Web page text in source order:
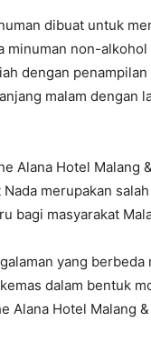
dibuat untuk
non-
dengan
malam dengan
Alana Hotel Malang
merupakan
bagi masyarakat
yang berbeda
dalam bentuk
Alana Hotel Malang